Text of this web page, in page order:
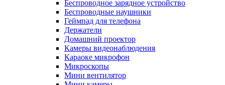
Беспроводное зарядное устройство
Беспроводные наушники
Геймпад для телефона
Держатели
Домашний проектор
Камеры видеонаблюдения
Караоке микрофон
Микроскопы
Мини вентилятор